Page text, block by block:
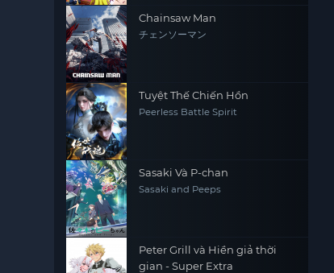
Chainsaw Man
チェンソーマン
Tuyệt Thế Chiến Hồn
Peerless Battle Spirit
Sasaki Và P-chan
Sasaki and Peeps
Peter Grill và Hiền giả thời
gian - Super Extra